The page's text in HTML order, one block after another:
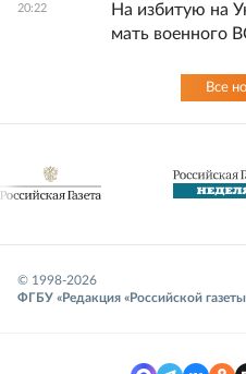
20:22
На избитую на
мать военного
Все
© 1998-2026
ФГБУ «Редакция «Российской